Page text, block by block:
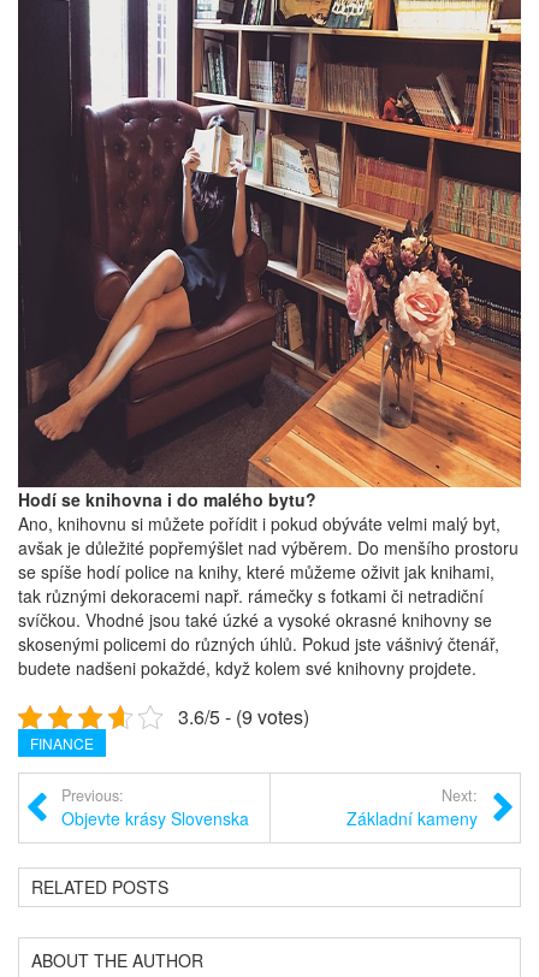
Hodí se knihovna i do malého bytu?
Ano, knihovnu si můžete pořídit i pokud obýváte velmi malý byt,
avšak je důležité popřemýšlet nad výběrem. Do menšího prostoru
se spíše hodí police na knihy, které můžeme oživit jak knihami,
tak různými dekoracemi např. rámečky s fotkami či netradiční
svíčkou. Vhodné jsou také úzké a vysoké okrasné knihovny se
skosenými policemi do různých úhlů. Pokud jste vášnivý čtenář,
budete nadšeni pokaždé, když kolem své knihovny projdete.
3.6/5 - (9 votes)
FINANCE
Previous:
Objevte krásy Slovenska
Next:
Základní kameny
RELATED POSTS
ABOUT THE AUTHOR